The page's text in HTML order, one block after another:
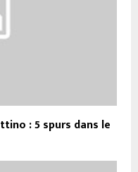
: 5 spurs dans le